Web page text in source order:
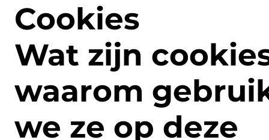
Cookies
Wat zijn
waarom
we ze op deze